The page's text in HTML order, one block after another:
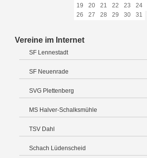
19
20 21 22 23 24
26
27 28 29 30 31
Vereine im Internet
SF Lennestadt
SF Neuenrade
SVG Plettenberg
MS Halver-Schalksmühle
TSV Dahl
Schach Lüdenscheid